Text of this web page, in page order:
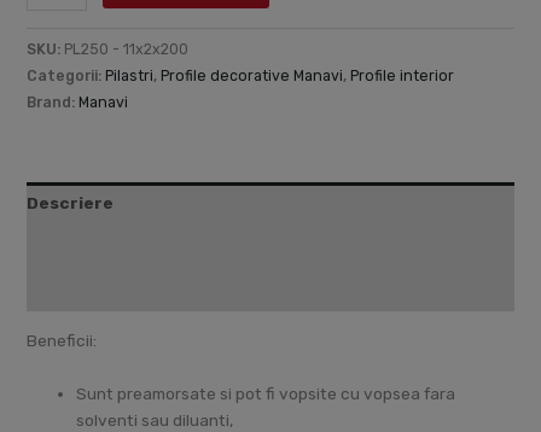
SKU: PL250 - 11x2x200
Categorii: Pilastri, Profile decorative Manavi, Profile interior
Brand: Manavi
Descriere
Beneficii:
Sunt preamorsate si pot fi vopsite cu vopsea fara
solventi sau diluanti,